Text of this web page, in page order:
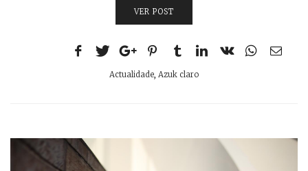
VER POST
Actualidade, Azuk claro